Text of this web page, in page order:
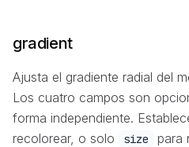
gradient
Ajusta el gradiente radial del
Los cuatro campos son
forma independiente.
recolorear, o solo
size
para